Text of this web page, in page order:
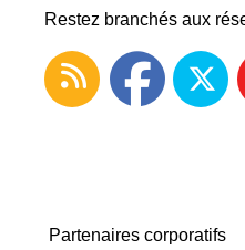
Restez branchés aux
Partenaires corporatifs